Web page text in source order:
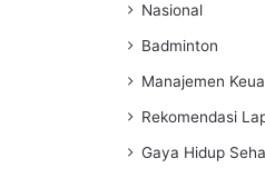
Nasional
Badminton
Manajemen
Rekomendasi
Gaya Hidup